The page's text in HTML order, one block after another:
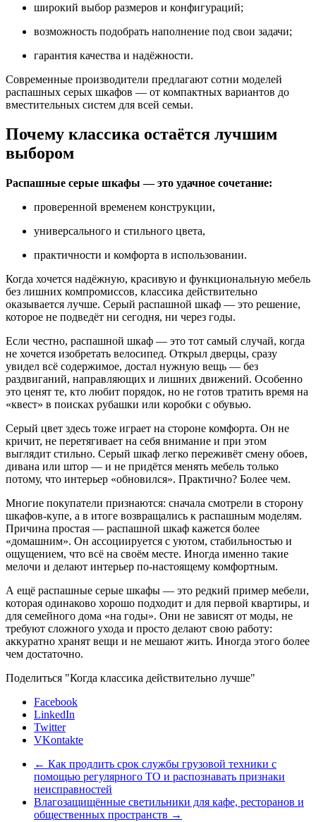
широкий выбор размеров и конфигураций;
возможность подобрать наполнение под свои задачи;
гарантия качества и надёжности.
Современные производители предлагают сотни моделей
распашных серых шкафов — от компактных вариантов до
вместительных систем для всей семьи.
Почему классика остаётся лучшим
выбором
Распашные серые шкафы — это удачное сочетание:
проверенной временем конструкции,
универсального и стильного цвета,
практичности и комфорта в использовании.
Когда хочется надёжную, красивую и функциональную мебель
без лишних компромиссов, классика действительно
оказывается лучше. Серый распашной шкаф — это решение,
которое не подведёт ни сегодня, ни через годы.
Если честно, распашной шкаф — это тот самый случай, когда
не хочется изобретать велосипед. Открыл дверцы, сразу
увидел всё содержимое, достал нужную вещь — без
раздвиганий, направляющих и лишних движений. Особенно
это ценят те, кто любит порядок, но не готов тратить время на
«квест» в поисках рубашки или коробки с обувью.
Серый цвет здесь тоже играет на стороне комфорта. Он не
кричит, не перетягивает на себя внимание и при этом
выглядит стильно. Серый шкаф легко переживёт смену обоев,
дивана или штор — и не придётся менять мебель только
потому, что интерьер «обновился». Практично? Более чем.
Многие покупатели признаются: сначала смотрели в сторону
шкафов-купе, а в итоге возвращались к распашным моделям.
Причина простая — распашной шкаф кажется более
«домашним». Он ассоциируется с уютом, стабильностью и
ощущением, что всё на своём месте. Иногда именно такие
мелочи и делают интерьер по-настоящему комфортным.
А ещё распашные серые шкафы — это редкий пример мебели,
которая одинаково хорошо подходит и для первой квартиры, и
для семейного дома «на годы». Они не зависят от моды, не
требуют сложного ухода и просто делают свою работу:
аккуратно хранят вещи и не мешают жить. Иногда этого более
чем достаточно.
Поделиться "Когда классика действительно лучше"
Facebook
LinkedIn
Twitter
VKontakte
← Как продлить срок службы грузовой техники с
помощью регулярного ТО и распознавать признаки
неисправностей
Влагозащищённые светильники для кафе, ресторанов и
общественных пространств →